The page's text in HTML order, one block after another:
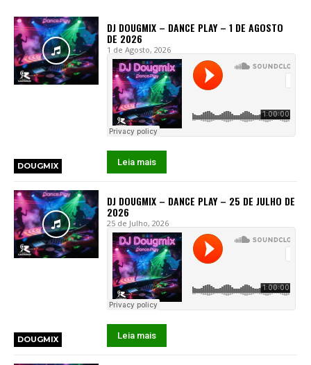
DOUGMIX
DJ DOUGMIX – DANCE PLAY – 1 DE AGOSTO
DE 2026
1 de Agosto, 2026
Leia mais
DOUGMIX
DJ DOUGMIX – DANCE PLAY – 25 DE JULHO DE
2026
25 de Julho, 2026
Leia mais